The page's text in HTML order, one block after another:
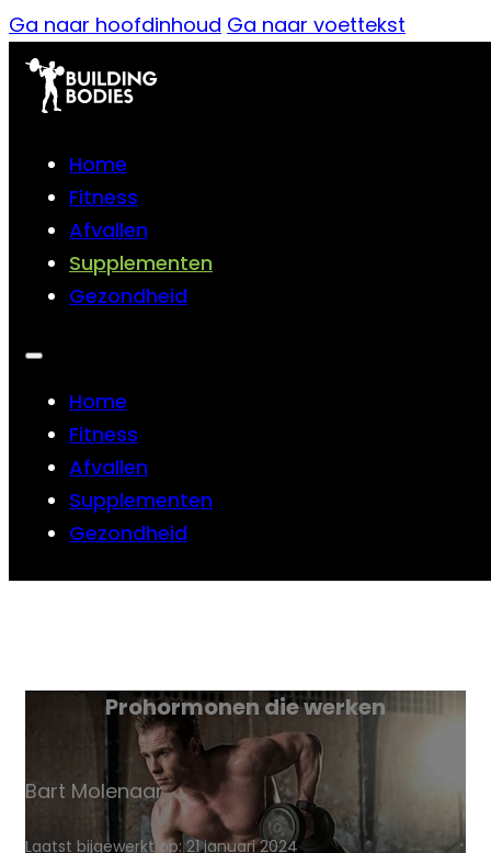
Ga naar hoofdinhoud Ga naar voettekst
Home
Fitness
Afvallen
Supplementen
Gezondheid
Home
Fitness
Afvallen
Supplementen
Gezondheid
Prohormonen die werken
Bart Molenaar
Laatst bijgewerkt op: 21 januari 2024